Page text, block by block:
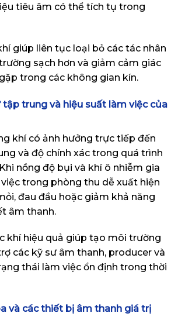
tiêu âm có thể tích tụ trong
giúp liên tục loại bỏ các tác nhân
sạch hơn và giảm cảm giác
trong các không gian kín.
tập trung và hiệu suất làm việc của
khí có ảnh hưởng trực tiếp đến
và độ chính xác trong quá trình
nồng độ bụi và khí ô nhiễm gia
trong phòng thu dễ xuất hiện
đau đầu hoặc giảm khả năng
âm thanh.
khí hiệu quả giúp tạo môi trường
các kỹ sư âm thanh, producer và
thái làm việc ổn định trong thời
và các thiết bị âm thanh giá trị